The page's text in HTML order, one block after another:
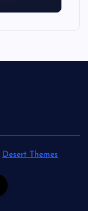
Desert Themes